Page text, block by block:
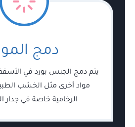
دمج
يتم دمج الجبس بورد في
مواد أخرى مثل الخشب
الرخامية خاصة في جدار